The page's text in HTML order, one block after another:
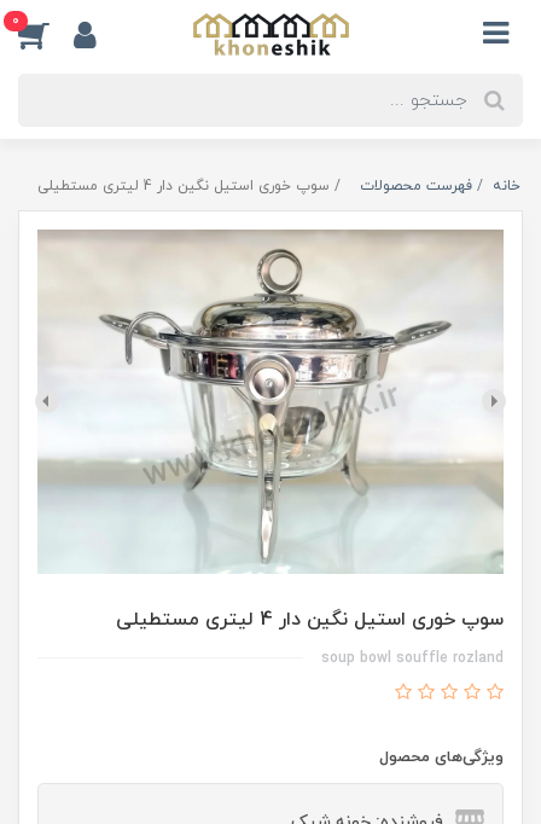
0
خانه فهرست محصولات سوپ خوری استیل نگین دار 4 لیتری مستطیلی
سوپ خوری استیل نگین دار 4 لیتری مستطیلی
soup bowl souffle rozland
ویژگی‌های محصول